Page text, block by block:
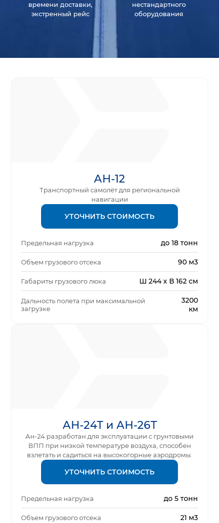
времени доставки,
экстренный рейс
нестандартного
оборудования
АН-12
Транспортный самолёт для региональной
навигации
УТОЧНИТЬ СТОИМОСТЬ
Предельная нагрузка до 18 тонн
Объем грузового отсека 90 м3
Габариты грузового люка Ш 244 x В 162 см
Дальность полета при максимальной
загрузке
3200
км
АН-24Т и АН-26Т
Ан-24 разработан для эксплуатации с грунтовыми
ВПП при низкой температуре воздуха, способен
взлетать и садиться на высокогорные аэродромы.
УТОЧНИТЬ СТОИМОСТЬ
Предельная нагрузка до 5 тонн
Объем грузового отсека 21 м3